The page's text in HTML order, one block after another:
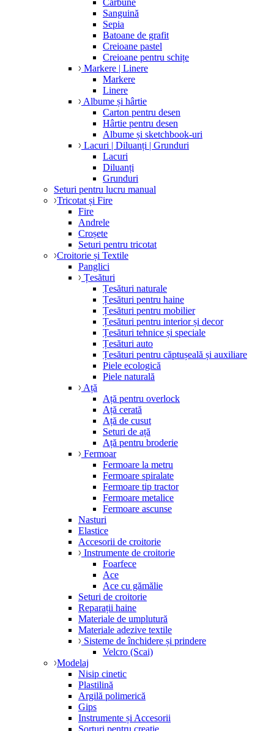
Cărbune
Sanguină
Sepia
Batoane de grafit
Creioane pastel
Creioane pentru schițe
Markere | Linere
Markere
Linere
Albume și hârtie
Carton pentru desen
Hârtie pentru desen
Albume și sketchbook-uri
Lacuri | Diluanți | Grunduri
Lacuri
Diluanți
Grunduri
Seturi pentru lucru manual
Tricotat și Fire
Fire
Andrele
Croșete
Seturi pentru tricotat
Croitorie și Textile
Panglici
Țesături
Țesături naturale
Țesături pentru haine
Țesături pentru mobilier
Țesături pentru interior și decor
Țesături tehnice și speciale
Țesături auto
Țesături pentru căptușeală și auxiliare
Piele ecologică
Piele naturală
Ață
Ață pentru overlock
Ață cerată
Ață de cusut
Seturi de ață
Ață pentru broderie
Fermoar
Fermoare la metru
Fermoare spiralate
Fermoare tip tractor
Fermoare metalice
Fermoare ascunse
Nasturi
Elastice
Accesorii de croitorie
Instrumente de croitorie
Foarfece
Ace
Ace cu gămălie
Seturi de croitorie
Reparații haine
Materiale de umplutură
Materiale adezive textile
Sisteme de închidere și prindere
Velcro (Scai)
Modelaj
Nisip cinetic
Plastilină
Argilă polimerică
Gips
Instrumente și Accesorii
Șorțuri pentru creație